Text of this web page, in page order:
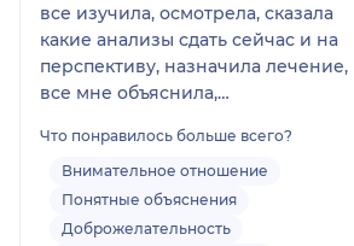
все изучила, осмотрела, сказала
какие анализы сдать сейчас и на
перспективу, назначила лечение,
все мне объяснила,
спасибо большое
Что понравилось больше всего?
Внимательное отношение
Понятные объяснения
Доброжелательность